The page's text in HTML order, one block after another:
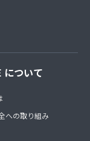
について
への取り組み